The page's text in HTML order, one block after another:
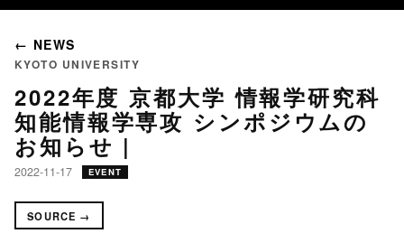
← NEWS
KYOTO UNIVERSITY
2022年度 京都大学 情報学研究科
知能情報学専攻 シンポジウムの
お知らせ |
2022-11-17 EVENT
SOURCE →